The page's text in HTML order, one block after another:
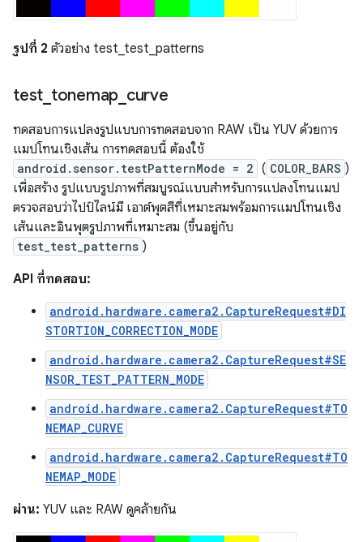
รูปที่ 2 ตัวอย่าง test_test_patterns
test tonemap curve
ทดสอบการแปลงรูปแบบการทดสอบจาก RAW เป็น YUV ด้วยการ
แมปโทนเชิงเส้น การทดสอบนี้ ต้องใช้
android.sensor.testPatternMode = 2 ( COLOR_BARS )
เพื่อสร้าง รูปแบบรูปภาพที่สมบูรณ์แบบสำหรับการแปลงโทนแมป
ตรวจสอบว่าไปป์ไลน์มี เอาต์พุตสีที่เหมาะสมพร้อมการแมปโทนเชิง
เส้นและอินพุตรูปภาพที่เหมาะสม (ขึ้นอยู่กับ
test_test_patterns )
API ที่ทดสอบ:
android.hardware.camera2.CaptureRequest#DI
STORTION_CORRECTION_MODE
android.hardware.camera2.CaptureRequest#SE
NSOR_TEST_PATTERN_MODE
android.hardware.camera2.CaptureRequest#TO
NEMAP_CURVE
android.hardware.camera2.CaptureRequest#TO
NEMAP_MODE
ผ่าน: YUV และ RAW ดูคล้ายกัน